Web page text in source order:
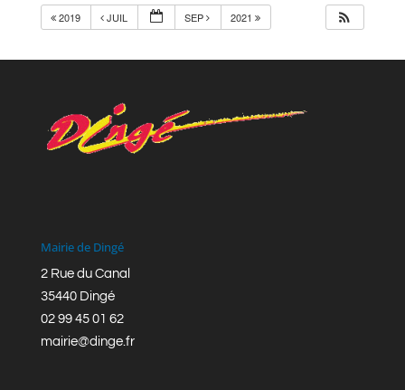
2019 JUIL SEP 2021
Mairie de Dingé
2 Rue du Canal
35440 Dingé
02 99 45 01 62
mairie@dinge.fr